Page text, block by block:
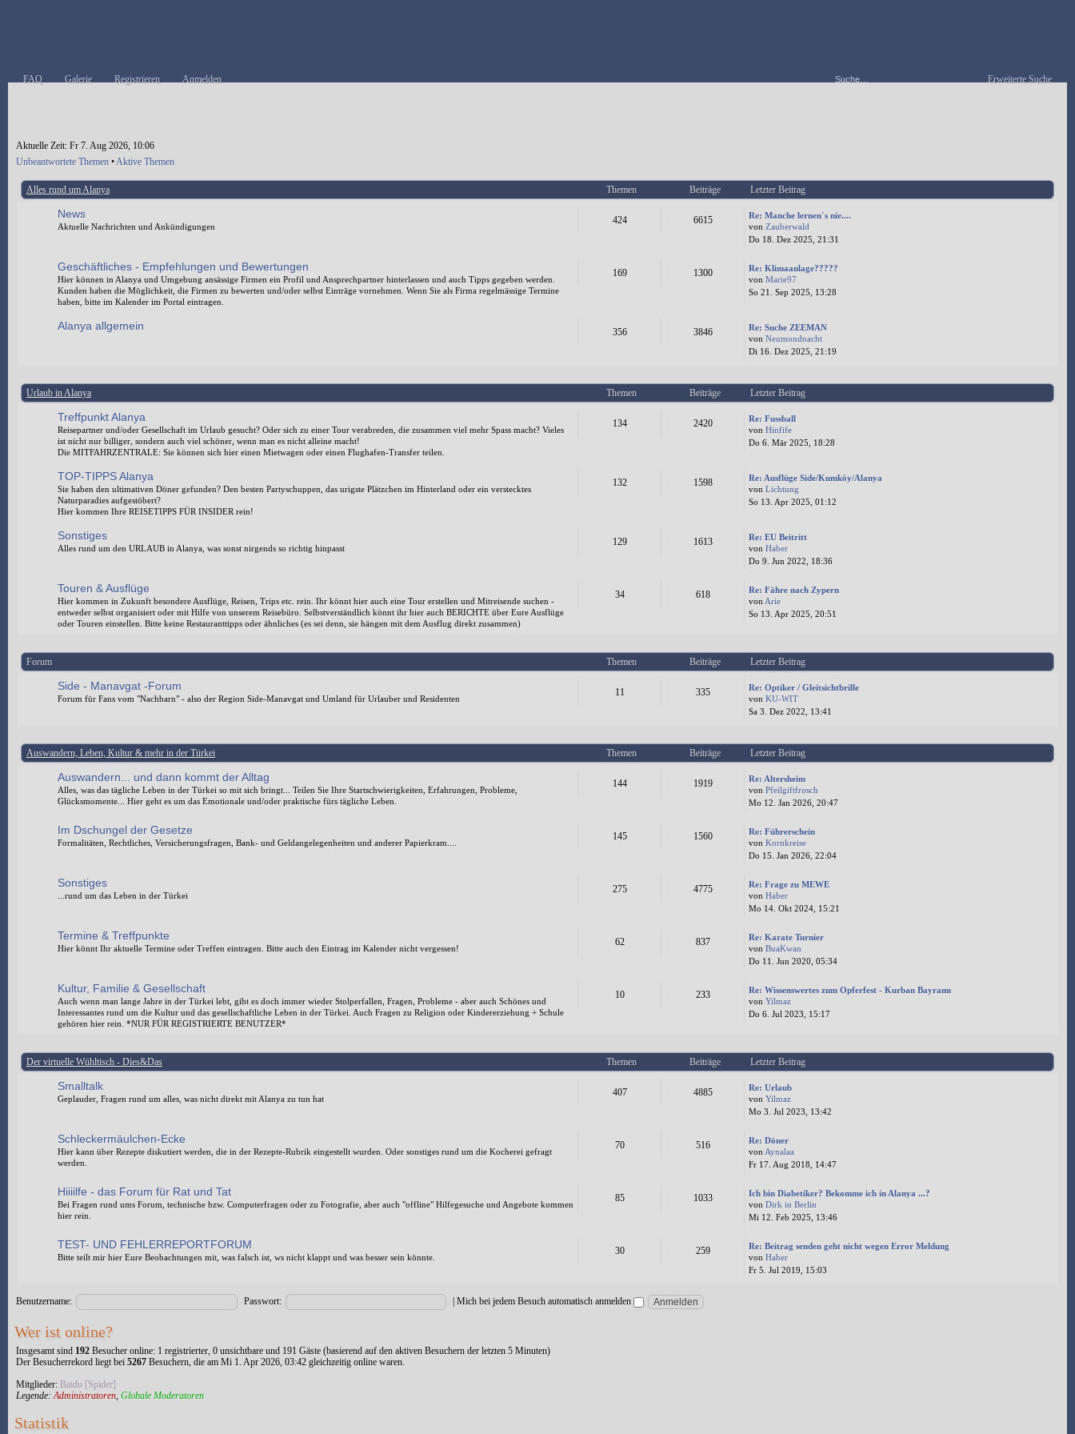
Erweiterte Suche
FAQ Galerie Registrieren Anmelden
Aktuelle Zeit: Fr 7. Aug 2026, 10:06
Unbeantwortete Themen •Aktive Themen
Alles rund um Alanya Themen Beiträge Letzter Beitrag
News
Aktuelle Nachrichten und Ankündigungen
424 6615
Re: Manche lernen`s nie....
vonZauberwald
Do 18. Dez 2025, 21:31
Geschäftliches - Empfehlungen und Bewertungen
Hier können in Alanya und Umgebung ansässige Firmen ein Profil und Ansprechpartner hinterlassen und auch Tipps gegeben werden.
Kunden haben die Möglichkeit, die Firmen zu bewerten und/oder selbst Einträge vornehmen. Wenn Sie als Firma regelmässige Termine
haben, bitte im Kalender im Portal eintragen.
169 1300
Re: Klimaanlage?????
vonMarie97
So 21. Sep 2025, 13:28
Alanya allgemein 356 3846
Re: Suche ZEEMAN
vonNeumondnacht
Di 16. Dez 2025, 21:19
Urlaub in Alanya Themen Beiträge Letzter Beitrag
Treffpunkt Alanya
Reisepartner und/oder Gesellschaft im Urlaub gesucht? Oder sich zu einer Tour verabreden, die zusammen viel mehr Spass macht? Vieles
ist nicht nur billiger, sondern auch viel schöner, wenn man es nicht alleine macht!
Die MITFAHRZENTRALE: Sie können sich hier einen Mietwagen oder einen Flughafen-Transfer teilen.
134 2420
Re: Fussball
vonHinfife
Do 6. Mär 2025, 18:28
TOP-TIPPS Alanya
Sie haben den ultimativen Döner gefunden? Den besten Partyschuppen, das urigste Plätzchen im Hinterland oder ein verstecktes
Naturparadies aufgestöbert?
Hier kommen Ihre REISETIPPS FÜR INSIDER rein!
132 1598
Re: Ausflüge Side/Kumköy/Alanya
vonLichtung
So 13. Apr 2025, 01:12
Sonstiges
Alles rund um den URLAUB in Alanya, was sonst nirgends so richtig hinpasst
129 1613
Re: EU Beitritt
vonHaber
Do 9. Jun 2022, 18:36
Touren & Ausflüge
Hier kommen in Zukunft besondere Ausflüge, Reisen, Trips etc. rein. Ihr könnt hier auch eine Tour erstellen und Mitreisende suchen -
entweder selbst organisiert oder mit Hilfe von unserem Reisebüro. Selbstverständlich könnt ihr hier auch BERICHTE über Eure Ausflüge
oder Touren einstellen. Bitte keine Restauranttipps oder ähnliches (es sei denn, sie hängen mit dem Ausflug direkt zusammen)
34 618
Re: Fähre nach Zypern
von Arie
So 13. Apr 2025, 20:51
Forum Themen Beiträge Letzter Beitrag
Side - Manavgat -Forum
Forum für Fans vom "Nachbarn" - also der Region Side-Manavgat und Umland für Urlauber und Residenten
11 335
Re: Optiker / Gleitsichtbrille
vonKU-WIT
Sa 3. Dez 2022, 13:41
Auswandern, Leben, Kultur & mehr in der Türkei Themen Beiträge Letzter Beitrag
Auswandern... und dann kommt der Alltag
Alles, was das tägliche Leben in der Türkei so mit sich bringt... Teilen Sie Ihre Startschwierigkeiten, Erfahrungen, Probleme,
Glücksmomente... Hier geht es um das Emotionale und/oder praktische fürs tägliche Leben.
144 1919
Re: Altersheim
vonPfeilgiftfrosch
Mo 12. Jan 2026, 20:47
Im Dschungel der Gesetze
Formalitäten, Rechtliches, Versicherungsfragen, Bank- und Geldangelegenheiten und anderer Papierkram....
145 1560
Re: Führerschein
vonKornkreise
Do 15. Jan 2026, 22:04
Sonstiges
...rund um das Leben in der Türkei
275 4775
Re: Frage zu MEWE
vonHaber
Mo 14. Okt 2024, 15:21
Termine & Treffpunkte
Hier könnt Ihr aktuelle Termine oder Treffen eintragen. Bitte auch den Eintrag im Kalender nicht vergessen!
62 837
Re: Karate Turnier
vonBuaKwan
Do 11. Jun 2020, 05:34
Kultur, Familie & Gesellschaft
Auch wenn man lange Jahre in der Türkei lebt, gibt es doch immer wieder Stolperfallen, Fragen, Probleme - aber auch Schönes und
Interessantes rund um die Kultur und das gesellschaftliche Leben in der Türkei. Auch Fragen zu Religion oder Kindererziehung + Schule
gehören hier rein. *NUR FÜR REGISTRIERTE BENUTZER*
10 233
Re: Wissenswertes zum Opferfest - Kurban Bayramı
vonYilmaz
Do 6. Jul 2023, 15:17
Der virtuelle Wühltisch - Dies&Das Themen Beiträge Letzter Beitrag
Smalltalk
Geplauder, Fragen rund um alles, was nicht direkt mit Alanya zu tun hat
407 4885
Re: Urlaub
vonYilmaz
Mo 3. Jul 2023, 13:42
Schleckermäulchen-Ecke
Hier kann über Rezepte diskutiert werden, die in der Rezepte-Rubrik eingestellt wurden. Oder sonstiges rund um die Kocherei gefragt
werden.
70 516
Re: Döner
von Aynalaa
Fr 17. Aug 2018, 14:47
Hiiiilfe - das Forum für Rat und Tat
Bei Fragen rund ums Forum, technische bzw. Computerfragen oder zu Fotografie, aber auch "offline" Hilfegesuche und Angebote kommen
hier rein.
85 1033
Ich bin Diabetiker? Bekomme ich in Alanya ...?
vonDirk in Berlin
Mi 12. Feb 2025, 13:46
TEST- UND FEHLERREPORTFORUM
Bitte teilt mir hier Eure Beobachtungen mit, was falsch ist, ws nicht klappt und was besser sein könnte.
30 259
Re: Beitrag senden geht nicht wegen Error Meldung
vonHaber
Fr 5. Jul 2019, 15:03
Benutzername: Passwort: |Mich bei jedem Besuch automatisch anmelden
Wer ist online?
Insgesamt sind 192 Besucher online: 1 registrierter, 0 unsichtbare und 191 Gäste (basierend auf den aktiven Besuchern der letzten 5 Minuten)
Der Besucherrekord liegt bei 5267 Besuchern, die am Mi 1. Apr 2026, 03:42 gleichzeitig online waren.
Mitglieder: Baidu [Spider]
Legende:Administratoren, Globale Moderatoren
Statistik